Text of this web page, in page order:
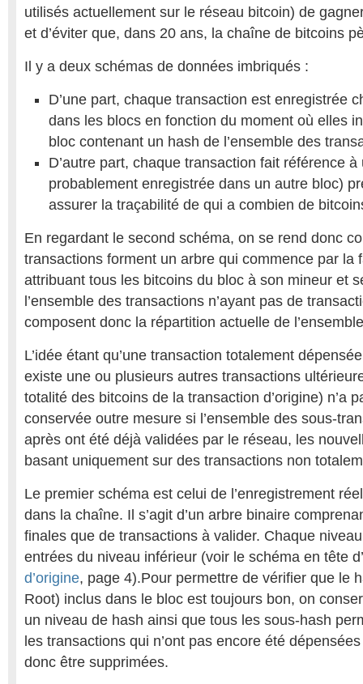
utilisés actuellement sur le réseau bitcoin) de
et d’éviter que, dans 20 ans, la chaîne de bitcoins
Il y a deux schémas de données imbriqués :
D’une part, chaque transaction est enregistrée
dans les blocs en fonction du moment où elles
bloc contenant un hash de l’ensemble des
D’autre part, chaque transaction fait référence
probablement enregistrée dans un autre bloc)
assurer la traçabilité de qui a combien de
En regardant le second schéma, on se rend donc
transactions forment un arbre qui commence par la
attribuant tous les bitcoins du bloc à son mineur et
l’ensemble des transactions n’ayant pas de
composent donc la répartition actuelle de
L’idée étant qu’une transaction totalement
existe une ou plusieurs autres transactions
totalité des bitcoins de la transaction d’origine) n’a
conservée outre mesure si l’ensemble des sous-
après ont été déjà validées par le réseau, les
basant uniquement sur des transactions non
Le premier schéma est celui de l’enregistrement
dans la chaîne. Il s’agit d’un arbre binaire
finales que de transactions à valider. Chaque
entrées du niveau inférieur (voir le schéma en tête
d’origine, page 4).Pour permettre de vérifier que le
Root) inclus dans le bloc est toujours bon, on
un niveau de hash ainsi que tous les sous-hash
les transactions qui n’ont pas encore été
donc être supprimées.